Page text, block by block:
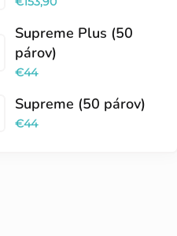
Supreme Plus (50
párov)
€44
Supreme (50 párov)
€44